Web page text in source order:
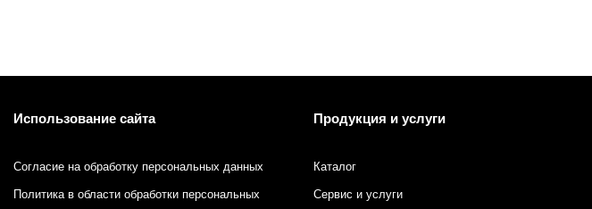
Использование сайта
Согласие на обработку персональных данных
Политика в области обработки персональных
Продукция и услуги
Каталог
Сервис и услуги